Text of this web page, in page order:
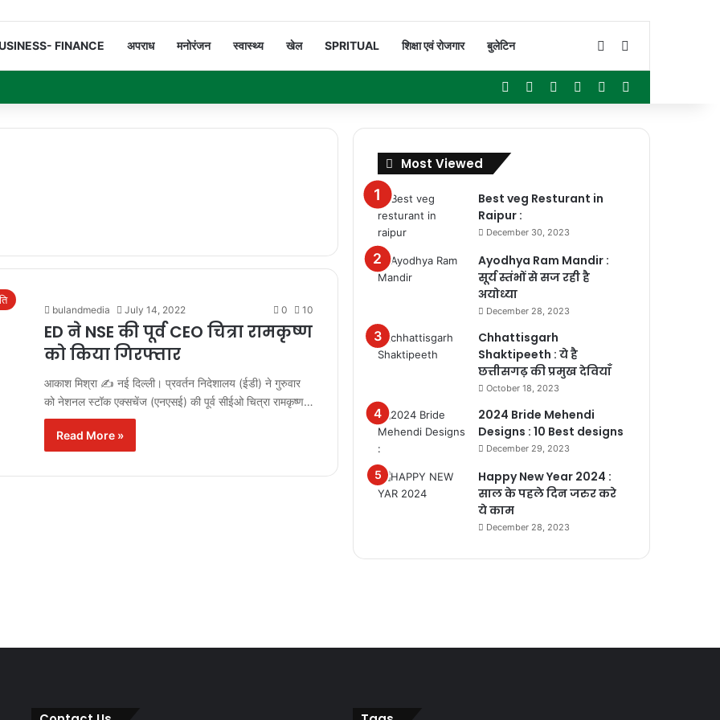
FINANCE अपराध मनोरंजन स्वास्थ्य खेल SPRITUAL शिक्षा एवं रोजगार बुलेटिन Switch skin
Facebook YouTubeInstagramWhatsApp
bulandmedia July 14, 2022 0 10
ED ने NSE की पूर्व CEO चित्रा रामकृष्ण
को किया गिरफ्तार
आकाश मिश्रा ✍️ नई दिल्ली। प्रवर्तन निदेशालय (ईडी) ने गुरुवार
को नेशनल स्टॉक एक्सचेंज (एनएसई) की पूर्व सीईओ चित्रा रामकृष्ण…
Read More »
Most Viewed
Best veg Resturant in
Raipur :
December 30, 2023
Ayodhya Ram Mandir :
सूर्य स्तंभों से सज रही है
अयोध्या
December 28, 2023
Chhattisgarh
Shaktipeeth : ये है
छत्तीसगढ़ की प्रमुख देवियाँ
October 18, 2023
2024 Bride Mehendi
Designs : 10 Best designs
December 29, 2023
Happy New Year 2024 :
साल के पहले दिन जरुर करे
ये काम
December 28, 2023